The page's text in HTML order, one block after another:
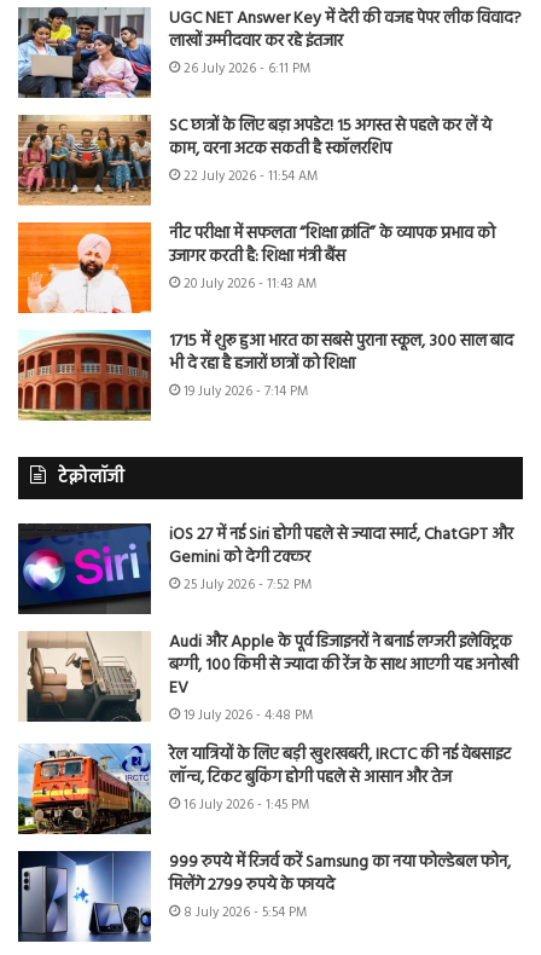
UGC NET Answer Key में देरी की वजह पेपर लीक विवाद?
लाखों उम्मीदवार कर रहे इंतजार
26 July 2026 - 6:11 PM
SC छात्रों के लिए बड़ा अपडेट! 15 अगस्त से पहले कर लें ये
काम, वरना अटक सकती है स्कॉलरशिप
22 July 2026 - 11:54 AM
नीट परीक्षा में सफलता “शिक्षा क्रांति” के व्यापक प्रभाव को
उजागर करती है: शिक्षा मंत्री बैंस
20 July 2026 - 11:43 AM
1715 में शुरू हुआ भारत का सबसे पुराना स्कूल, 300 साल बाद
भी दे रहा है हजारों छात्रों को शिक्षा
19 July 2026 - 7:14 PM
टेक्नोलॉजी
iOS 27 में नई Siri होगी पहले से ज्यादा स्मार्ट, ChatGPT और
Gemini को देगी टक्कर
25 July 2026 - 7:52 PM
Audi और Apple के पूर्व डिजाइनरों ने बनाई लग्जरी इलेक्ट्रिक
बग्गी, 100 किमी से ज्यादा की रेंज के साथ आएगी यह अनोखी
EV
19 July 2026 - 4:48 PM
रेल यात्रियों के लिए बड़ी खुशखबरी, IRCTC की नई वेबसाइट
लॉन्च, टिकट बुकिंग होगी पहले से आसान और तेज
16 July 2026 - 1:45 PM
999 रुपये में रिजर्व करें Samsung का नया फोल्डेबल फोन,
मिलेंगे 2799 रुपये के फायदे
8 July 2026 - 5:54 PM